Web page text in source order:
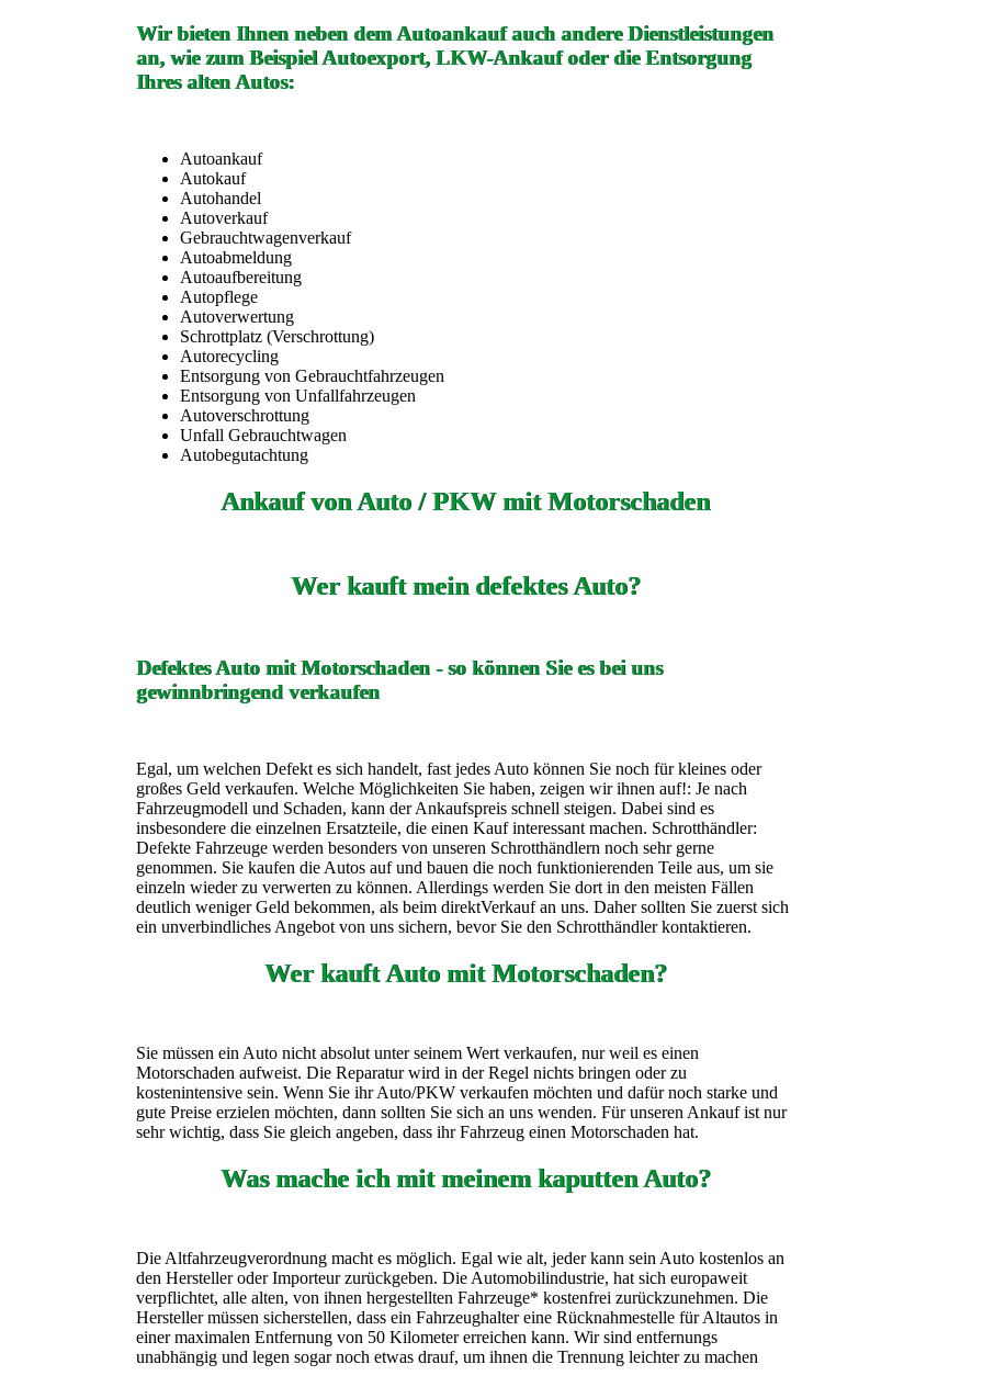
Wir bieten Ihnen neben dem Autoankauf auch andere Dienstleistungen
an, wie zum Beispiel Autoexport, LKW-Ankauf oder die Entsorgung
Ihres alten Autos:
Autoankauf
Autokauf
Autohandel
Autoverkauf
Gebrauchtwagenverkauf
Autoabmeldung
Autoaufbereitung
Autopflege
Autoverwertung
Schrottplatz (Verschrottung)
Autorecycling
Entsorgung von Gebrauchtfahrzeugen
Entsorgung von Unfallfahrzeugen
Autoverschrottung
Unfall Gebrauchtwagen
Autobegutachtung
Ankauf von Auto / PKW mit Motorschaden
Wer kauft mein defektes Auto?
Defektes Auto mit Motorschaden - so können Sie es bei uns
gewinnbringend verkaufen
Egal, um welchen Defekt es sich handelt, fast jedes Auto können Sie noch für kleines oder
großes Geld verkaufen. Welche Möglichkeiten Sie haben, zeigen wir ihnen auf!: Je nach
Fahrzeugmodell und Schaden, kann der Ankaufspreis schnell steigen. Dabei sind es
insbesondere die einzelnen Ersatzteile, die einen Kauf interessant machen. Schrotthändler:
Defekte Fahrzeuge werden besonders von unseren Schrotthändlern noch sehr gerne
genommen. Sie kaufen die Autos auf und bauen die noch funktionierenden Teile aus, um sie
einzeln wieder zu verwerten zu können. Allerdings werden Sie dort in den meisten Fällen
deutlich weniger Geld bekommen, als beim direktVerkauf an uns. Daher sollten Sie zuerst sich
ein unverbindliches Angebot von uns sichern, bevor Sie den Schrotthändler kontaktieren.
Wer kauft Auto mit Motorschaden?
Sie müssen ein Auto nicht absolut unter seinem Wert verkaufen, nur weil es einen
Motorschaden aufweist. Die Reparatur wird in der Regel nichts bringen oder zu
kostenintensive sein. Wenn Sie ihr Auto/PKW verkaufen möchten und dafür noch starke und
gute Preise erzielen möchten, dann sollten Sie sich an uns wenden. Für unseren Ankauf ist nur
sehr wichtig, dass Sie gleich angeben, dass ihr Fahrzeug einen Motorschaden hat.
Was mache ich mit meinem kaputten Auto?
Die Altfahrzeugverordnung macht es möglich. Egal wie alt, jeder kann sein Auto kostenlos an
den Hersteller oder Importeur zurückgeben. Die Automobilindustrie, hat sich europaweit
verpflichtet, alle alten, von ihnen hergestellten Fahrzeuge* kostenfrei zurückzunehmen. Die
Hersteller müssen sicherstellen, dass ein Fahrzeughalter eine Rücknahmestelle für Altautos in
einer maximalen Entfernung von 50 Kilometer erreichen kann. Wir sind entfernungs
unabhängig und legen sogar noch etwas drauf, um ihnen die Trennung leichter zu machen